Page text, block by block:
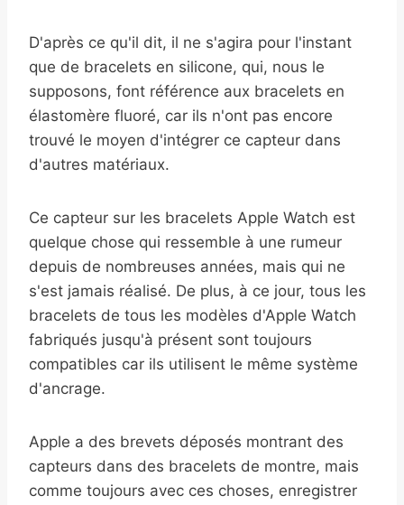
D'après ce qu'il dit, il ne s'agira pour l'instant
que de bracelets en silicone, qui, nous le
supposons, font référence aux bracelets en
élastomère fluoré, car ils n'ont pas encore
trouvé le moyen d'intégrer ce capteur dans
d'autres matériaux.
Ce capteur sur les bracelets Apple Watch est
quelque chose qui ressemble à une rumeur
depuis de nombreuses années, mais qui ne
s'est jamais réalisé. De plus, à ce jour, tous les
bracelets de tous les modèles d'Apple Watch
fabriqués jusqu'à présent sont toujours
compatibles car ils utilisent le même système
d'ancrage.
Apple a des brevets déposés montrant des
capteurs dans des bracelets de montre, mais
comme toujours avec ces choses, enregistrer